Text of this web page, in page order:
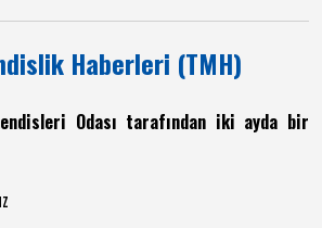
Haberleri (TMH)
Odası tarafından iki ayda bir